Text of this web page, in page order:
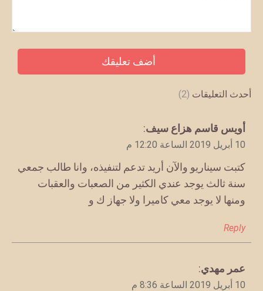
أحدث التعليقات (2)
يقول
أويس قاسم هزاع سيف:
10 أبريل 2019 الساعة 12:20 م
كتبت سيناريو والآن أريد تدعم لتنفيذه، وانا طالب جمعي
سنة ثالث يوجد عندي الكثير من الصعبات والعقبات
ومنها لا يوجد معي كاميرا ولا جهاز ك و
Reply
يقول
عمر مهدي:
10 أبريل 2019 الساعة 8:36 م